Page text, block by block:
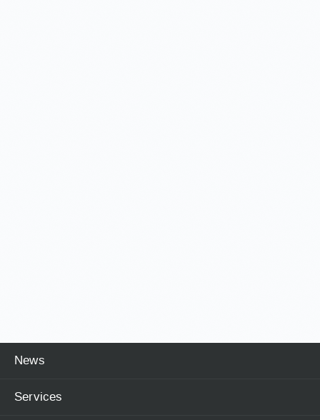
News
Services